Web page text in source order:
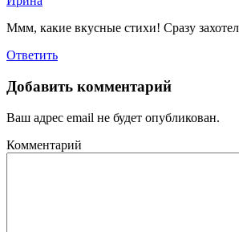
Ммм, какие вкусные стихи! Сразу
Ответить
Добавить комментарий
Ваш адрес email не будет опубликован.
Комментарий